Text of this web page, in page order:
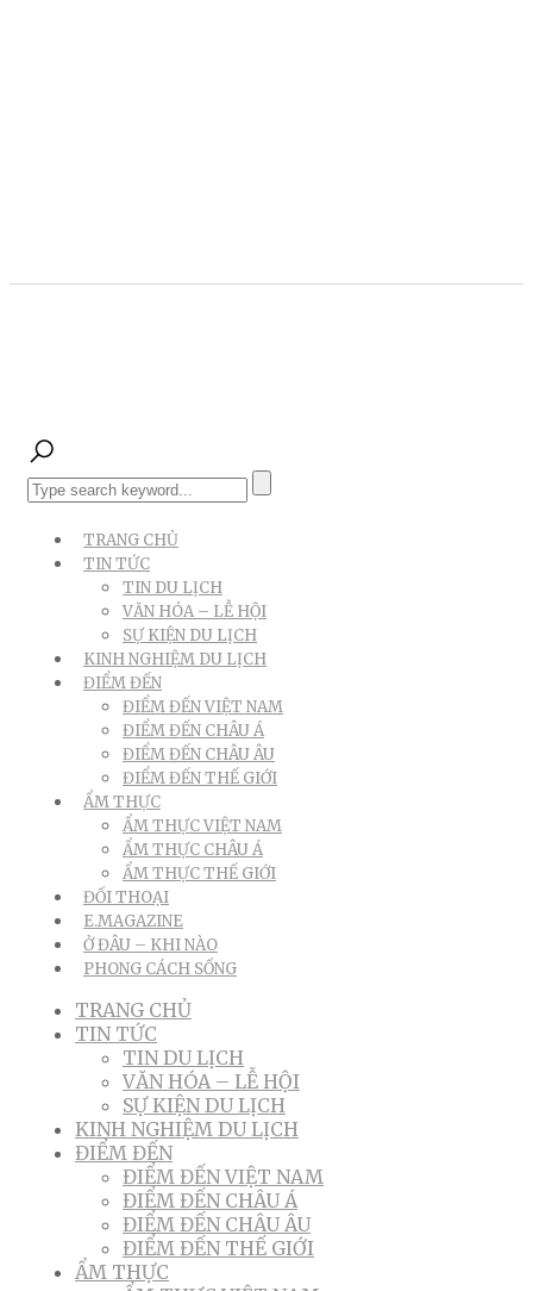
TRANG CHỦ
TIN TỨC
TIN DU LỊCH
VĂN HÓA – LỄ HỘI
SỰ KIỆN DU LỊCH
KINH NGHIỆM DU LỊCH
ĐIỂM ĐẾN
ĐIỂM ĐẾN VIỆT NAM
ĐIỂM ĐẾN CHÂU Á
ĐIỂM ĐẾN CHÂU ÂU
ĐIỂM ĐẾN THẾ GIỚI
ẨM THỰC
ẨM THỰC VIỆT NAM
ẨM THỰC CHÂU Á
ẨM THỰC THẾ GIỚI
ĐỐI THOẠI
E.MAGAZINE
Ở ĐÂU – KHI NÀO
PHONG CÁCH SỐNG
TRANG CHỦ
TIN TỨC
TIN DU LỊCH
VĂN HÓA – LỄ HỘI
SỰ KIỆN DU LỊCH
KINH NGHIỆM DU LỊCH
ĐIỂM ĐẾN
ĐIỂM ĐẾN VIỆT NAM
ĐIỂM ĐẾN CHÂU Á
ĐIỂM ĐẾN CHÂU ÂU
ĐIỂM ĐẾN THẾ GIỚI
ẨM THỰC